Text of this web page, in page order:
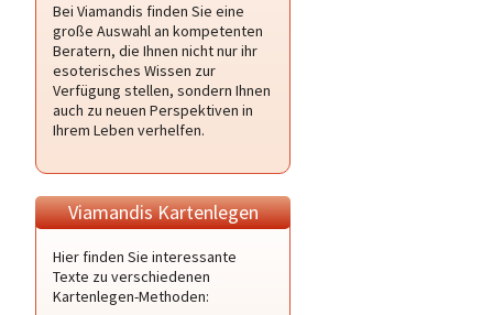
Bei Viamandis finden Sie eine
große Auswahl an kompetenten
Beratern, die Ihnen nicht nur ihr
esoterisches Wissen zur
Verfügung stellen, sondern Ihnen
auch zu neuen Perspektiven in
Ihrem Leben verhelfen.
Viamandis Kartenlegen
Hier finden Sie interessante
Texte zu verschiedenen
Kartenlegen-Methoden: